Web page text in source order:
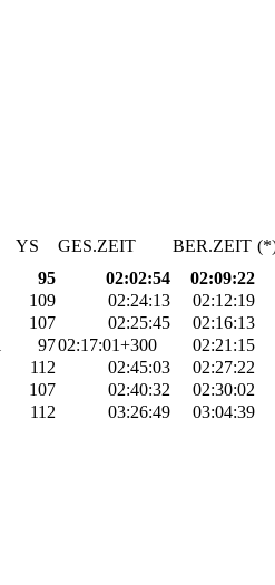
YS GES.ZEIT BER.ZEIT
95 02:02:54
02:09:22
109 02:24:13
02:12:19
107 02:25:45
02:16:13
9702:17:01+300
02:21:15
112 02:45:03
02:27:22
107 02:40:32
02:30:02
112 03:26:49 03:04:39